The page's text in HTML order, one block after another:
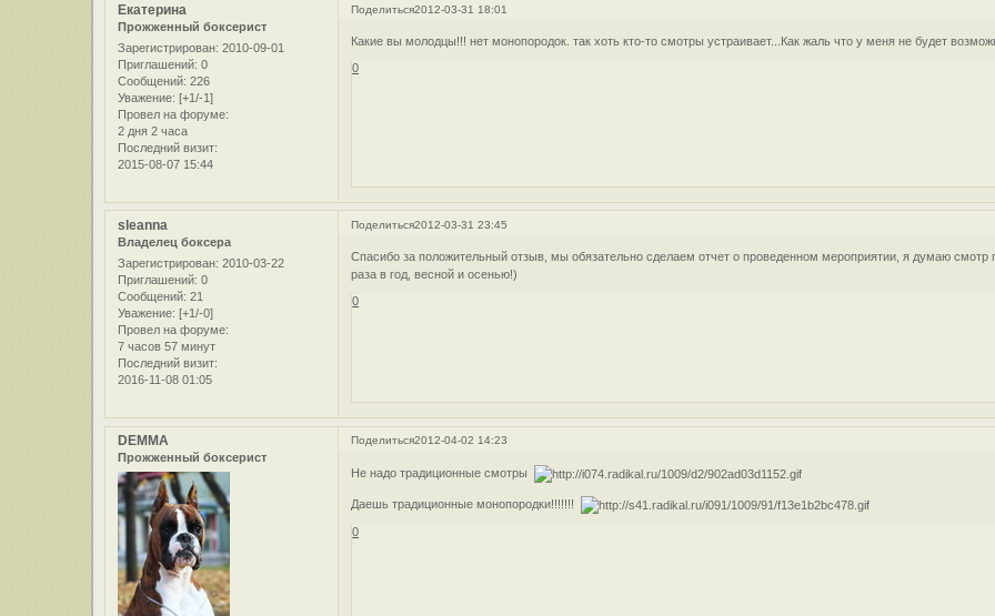
Поделиться2012-03-31 18:01
Екатерина
Прожженный боксерист
Зарегистрирован: 2010-09-01
Приглашений: 0
Сообщений: 226
Уважение: [+1/-1]
Провел на форуме:
2 дня 2 часа
Последний визит:
2015-08-07 15:44
Какие вы молодцы!!! нет монопородок. так хоть кто-то смотры устраивает...Как жаль что у меня не будет
0
Поделиться2012-03-31 23:45
sleanna
Владелец боксера
Зарегистрирован: 2010-03-22
Приглашений: 0
Сообщений: 21
Уважение: [+1/-0]
Провел на форуме:
7 часов 57 минут
Последний визит:
2016-11-08 01:05
Спасибо за положительный отзыв, мы обязательно сделаем отчет о проведенном мероприятии, я думаю смотр
раза в год, весной и осенью!)
0
Поделиться2012-04-02 14:23
DEMMA
Прожженный боксерист
Не надо традиционные смотры
Даешь традиционные монопородки!!!!!!!
0